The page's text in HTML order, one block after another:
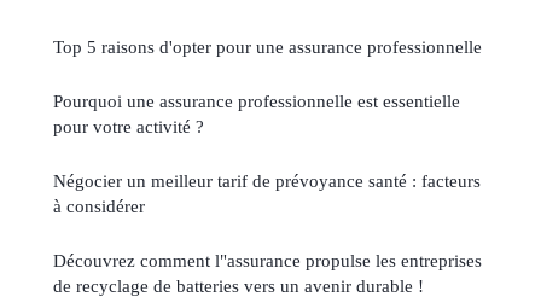
Top 5 raisons d'opter pour une assurance professionnelle
Pourquoi une assurance professionnelle est essentielle
pour votre activité ?
Négocier un meilleur tarif de prévoyance santé : facteurs
à considérer
Découvrez comment l"assurance propulse les entreprises
de recyclage de batteries vers un avenir durable !